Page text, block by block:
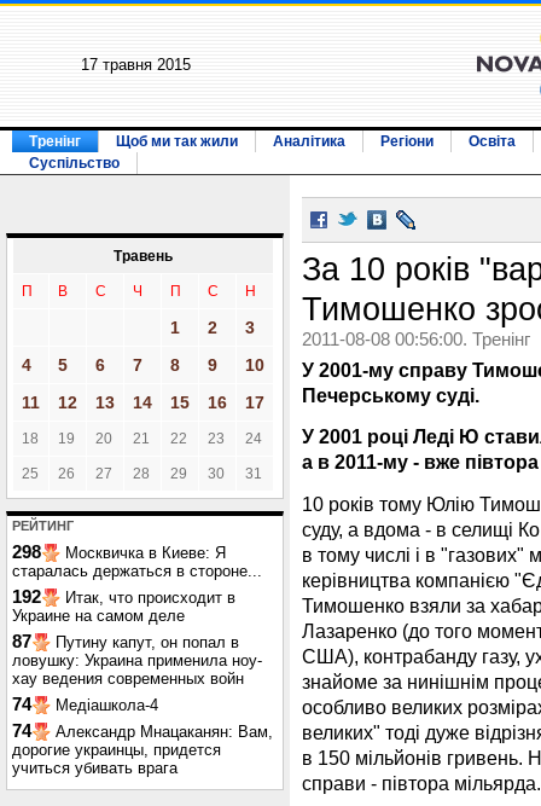
17 травня 2015
Тренінг Щоб ми так жили Аналітика Регіони
Освіта
Суспільство
Травень
П В С Ч П С Н
1 2
3
4
5 6 7 8 9
10
11
12 13 14 15 16 17
18 19 20 21 22 23 24
25 26 27 28 29 30 31
РЕЙТИНГ
298
Москвичка в Киеве: Я
старалась держаться в стороне...
192
Итак, что происходит в
Украине на самом деле
87
Путину капут, он попал в
ловушку: Украина применила ноу-
хау ведения современных войн
74 Медіашкола-4
74
Александр Мнацаканян: Вам,
дорогие украинцы, придется
учиться убивать врага
За 10 років
Тимошенко
2011-08-08 00:56:00. Тренінг
У 2001-му справу
Печерському суді.
У 2001 році Леді Ю
а в 2011-му - вже
10 років тому Юлію
суду, а вдома - в селищі
в тому числі і в "газових"
керівництва компанією
Тимошенко взяли за
Лазаренко (до того
США), контрабанду газу,
знайоме за нинішнім
особливо великих
великих" тоді дуже
в 150 мільйонів гривень.
справи - півтора мільярда.